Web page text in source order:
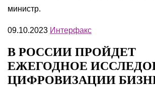
министр.
09.10.2023 Интерфакс
В РОССИИ ПРОЙДЕТ
ЕЖЕГОДНОЕ
ЦИФРОВИЗАЦИИ